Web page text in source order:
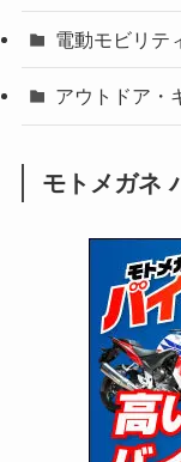
(38)
(24)
(16)
(25)
(24)
(47)
(15)
(64)
(16)
(62)
(4) (38)
(167)
(85)
(21)
(61)
(171)
(98)
(13)
(274)
(74)
(54)
電動モビリテ
アウトドア・
モトメガネ